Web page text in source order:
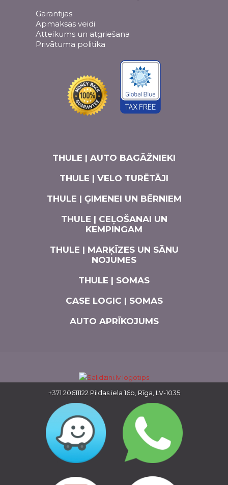
Garantijas
Apmaksas veidi
Atteikums un atgriešana
Privātuma politika
THULE | AUTO BAGĀŽNIEKI
THULE | VELO TURĒTĀJI
THULE | ĢIMENEI UN BĒRNIEM
THULE | CEĻOŠANAI UN
KEMPINGAM
THULE | MARĶĪZES UN SĀNU
NOJUMES
THULE | SOMAS
CASE LOGIC | SOMAS
AUTO APRĪKOJUMS
+371 20611122Pildas iela 16b, Rīga, LV-1035